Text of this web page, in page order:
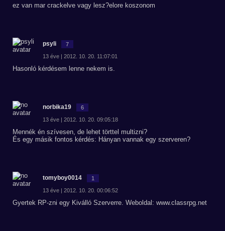
ez van mar crackelve vagy lesz?elore koszonom
psyli 7
13 éve | 2012. 10. 20. 11:07:01
Hasonló kérdésem lenne nekem is.
norbika19 6
13 éve | 2012. 10. 20. 09:05:18
Mennék én szívesen, de lehet törttel multizni?
És egy másik fontos kérdés: Hányan vannak egy szerveren?
tomyboy0014 1
13 éve | 2012. 10. 20. 00:06:52
Gyertek RP-zni egy Kiválló Szerverre. Weboldal: www.classrpg.net